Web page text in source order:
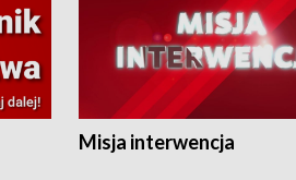
Misja interwencja